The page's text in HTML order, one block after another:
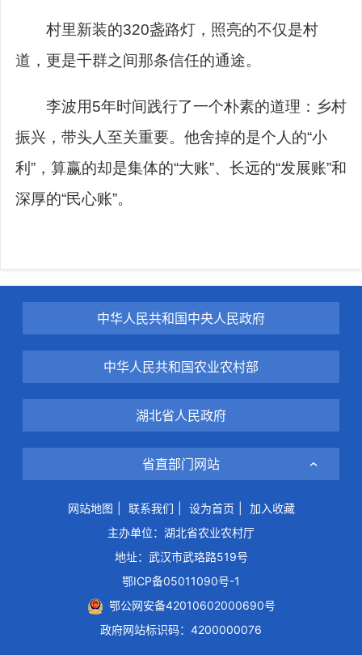
村里新装的320盏路灯，照亮的不仅是村
道，更是干群之间那条信任的通途。
李波用5年时间践行了一个朴素的道理：乡村
振兴，带头人至关重要。他舍掉的是个人的“小
利”，算赢的却是集体的“大账”、长远的“发展账”和
深厚的“民心账”。
中华人民共和国中央人民政府
中华人民共和国农业农村部
湖北省人民政府
省直部门网站
网站地图 联系我们 设为首页
加入收藏
主办单位：湖北省农业农村厅
地址：武汉市武珞路519号
鄂ICP备05011090号-1
鄂公网安备42010602000690号
政府网站标识码：4200000076